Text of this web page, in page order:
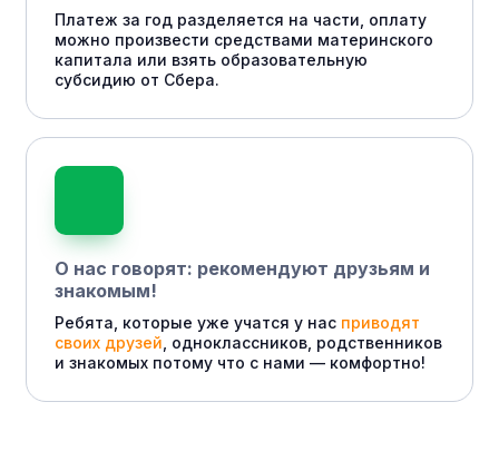
Платеж за год разделяется на части, оплату
можно произвести средствами материнского
капитала или взять образовательную
субсидию от Сбера.
О нас говорят: рекомендуют друзьям и
знакомым!
Ребята, которые уже учатся у нас приводят
своих друзей , одноклассников, родственников
и знакомых потому что с нами — комфортно!